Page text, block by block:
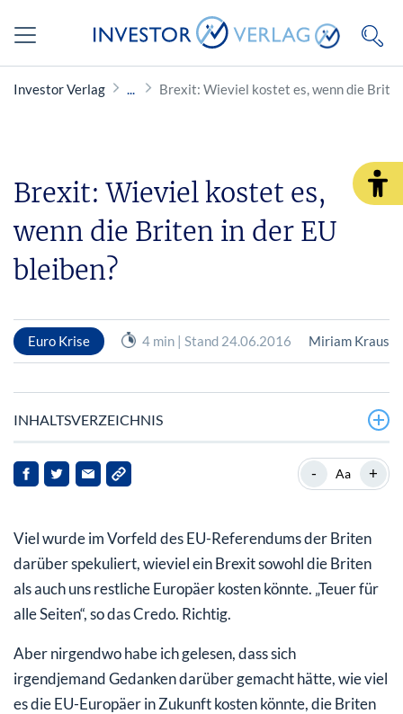
Investor Verlag Brexit: Wieviel kostet es, wenn die
Brexit: Wieviel kostet es,
wenn die Briten in der EU
bleiben?
Euro Krise 4 min | Stand 24.06.2016 Miriam Kraus
INHALTSVERZEICHNIS
Gestatten, der Brite, die personifizierte Ausnahme
Großbritannien, frag nicht was die EU für dich tun kann,
frag was Du für die EU tun kannst
- Aa +
Viel wurde im Vorfeld des EU-Referendums der Briten
darüber spekuliert, wieviel ein Brexit sowohl die Briten
als auch uns restliche Europäer kosten könnte. „Teuer für
alle Seiten“, so das Credo. Richtig.
Aber nirgendwo habe ich gelesen, dass sich
irgendjemand Gedanken darüber gemacht hätte, wie viel
es die EU-Europäer in Zukunft kosten könnte, die Briten